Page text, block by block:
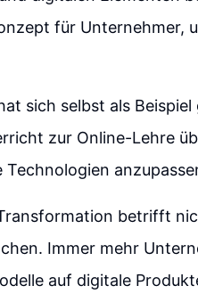
für Unternehmer,
sich selbst als
zur Online-Lehre
Technologien
betrifft
Immer mehr
auf digitale